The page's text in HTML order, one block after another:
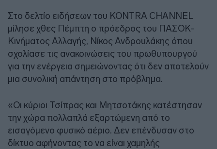
Στο δελτίο ειδήσεων του KONTRA CHANNEL
μίλησε χθες Πέμπτη ο πρόεδρος του ΠΑΣΟΚ-
Κινήματος Αλλαγής, Νίκος Ανδρουλάκης όπου
σχολίασε τις ανακοινώσεις του πρωθυπουργού
για την ενέργεια σημειώνοντας ότι δεν αποτελούν
μια συνολική απάντηση στο πρόβλημα.
«Οι κύριοι Τσίπρας και Μητσοτάκης κατέστησαν
την χώρα πολλαπλά εξαρτώμενη από το
εισαγόμενο φυσικό αέριο. Δεν επένδυσαν στο
δίκτυο αφήνοντας το να είναι χαμηλής